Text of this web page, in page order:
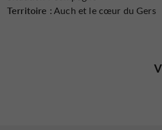
Territoire :Auch et le cœur du Gers